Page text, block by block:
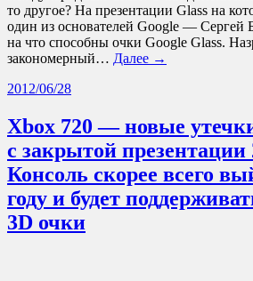
то другое? На презентации Glass на
один из основателей Google — Сергей
на что способны очки Google Glass.
закономерный… Далее →
2012/06/28
Xbox 720 — новые
с закрытой презентации
Консоль скорее всего
году и будет
3D очки